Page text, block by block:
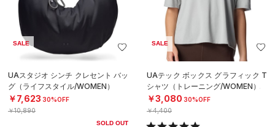
SALE
UAスタジオ シンチ クレセント バッ
グ（ライフスタイル/WOMEN）
￥7,623 30%OFF
￥10,890
SOLD OUT
SALE
UAテック ボックス グラフィック T
シャツ（トレーニング/WOMEN）
￥3,080 30%OFF
￥4,400